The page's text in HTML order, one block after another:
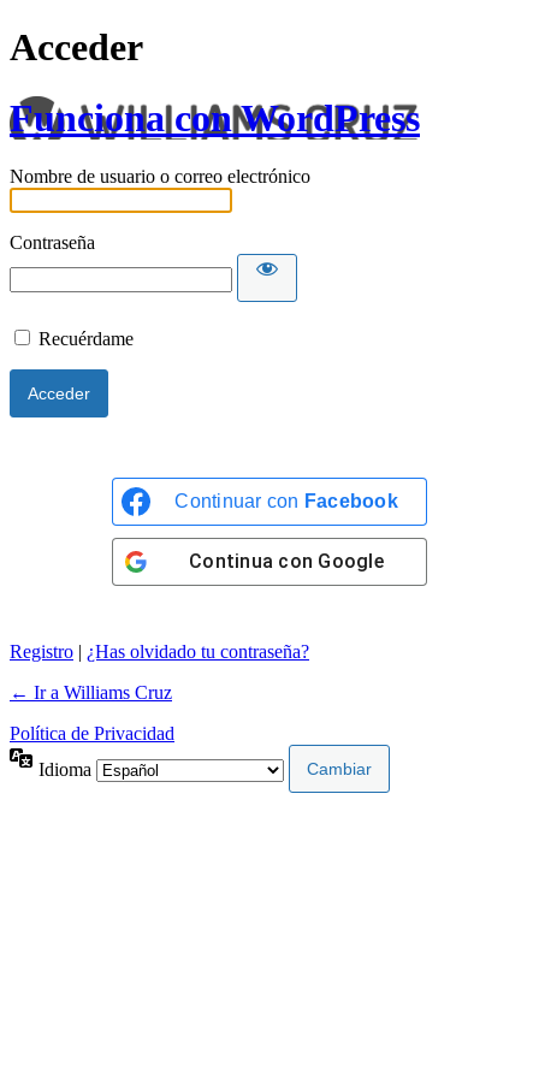
Acceder
Funciona con WordPress
Nombre de usuario o correo electrónico
Contraseña
Recuérdame
Continuar con Facebook
Continua con Google
Registro | ¿Has olvidado tu contraseña?
← Ir a Williams Cruz
Política de Privacidad
Idioma